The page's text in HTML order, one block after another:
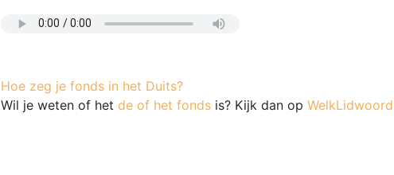
Hoe zeg je fonds in het Duits?
Wil je weten of het de of het fonds is? Kijk dan op